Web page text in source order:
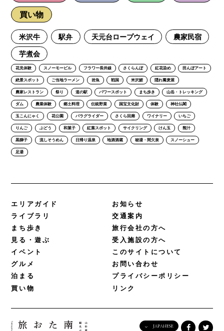
買い物
米沢牛 駅弁 天元台ロープウェイ 農家民宿
芋煮会
花見体験 スノーモービル フラワー長井線 さくらんぼ 紅花染め 田んぼアート
絶景スポット ご当地ラーメン 岩魚 戦国 米沢鯉 隠れ蕎麦屋
農家レストラン 祭り 道の駅 パワースポット まち歩き 山岳・トレッキング
ダム 農業体験 郷土料理 伝統野菜 国宝文化財 体験 神社仏閣
玉こんにゃく 花公園 パラグライダー さくら回廊 ワイナリー いちご
りんご ぶどう 和菓子 紅葉スポット サイクリング けん玉 熊汁
黒獅子 流しそうめん 日帰り温泉 地酒酒蔵 秘湯・間欠泉 スノーシュー
足湯
エリアガイド
ライブラリ
まち歩き
見る・遊ぶ
イベント
グルメ
泊まる
買い物
お知らせ
交通案内
旅行会社の方へ
受入施設の方へ
このサイトについて
お問い合わせ
プライバシーポリシー
リンク
JAPANESE